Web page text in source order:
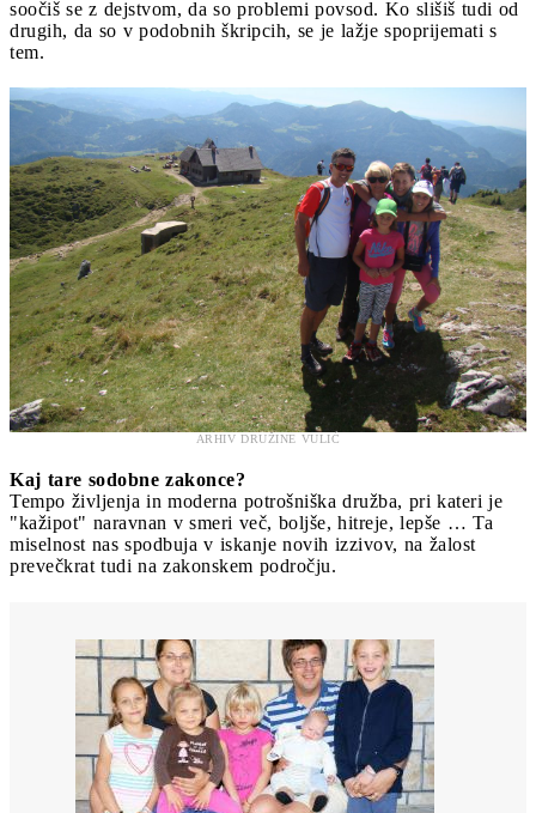
soočiš se z dejstvom, da so problemi povsod. Ko slišiš tudi od
drugih, da so v podobnih škripcih, se je lažje spoprijemati s
tem.
ARHIV DRUŽINE VULIĆ
Kaj tare sodobne zakonce?
Tempo življenja in moderna potrošniška družba, pri kateri je
"kažipot" naravnan v smeri več, boljše, hitreje, lepše … Ta
miselnost nas spodbuja v iskanje novih izzivov, na žalost
prevečkrat tudi na zakonskem področju.